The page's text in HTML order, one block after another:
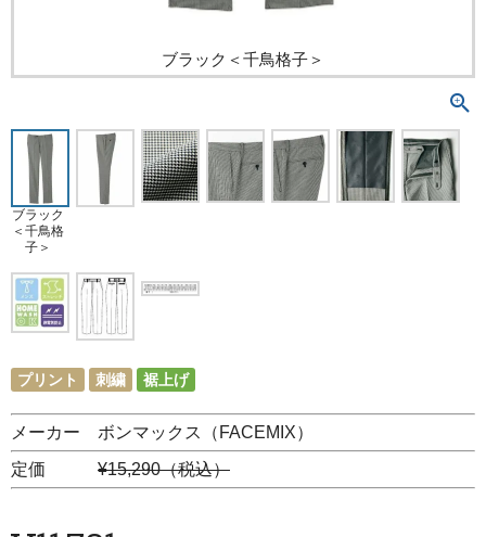
ブラック＜千鳥格子＞
ブラック
＜千鳥格
子＞
プリント 刺繍 裾上げ
メーカー ボンマックス（FACEMIX）
定価 ¥15,290（税込）